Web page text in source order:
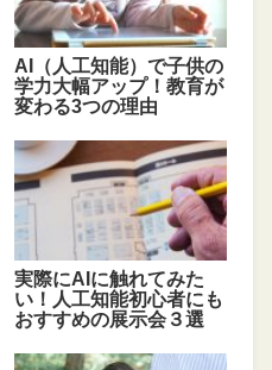
AI（人工知能）で子供の
学力大幅アップ！教育が
変わる3つの理由
実際にAIに触れてみた
い！人工知能初心者にも
おすすめの展示会３選